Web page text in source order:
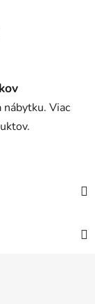
nábytku. Viac